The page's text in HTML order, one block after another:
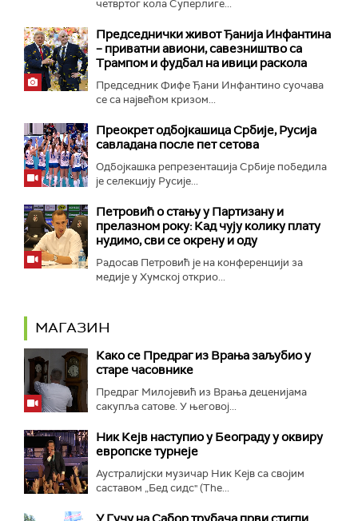
четвртог кола Суперлиге...
Председнички живот Ђанија Инфантина
– приватни авиони, савезништво са
Трампом и фудбал на ивици раскола
Председник Фифе Ђани Инфантино суочава
се са највећом кризом...
Преокрет одбојкашица Србије, Русија
савладана после пет сетова
Одбојкашка репрезентација Србије победила
је селекцију Русије...
Петровић о стању у Партизану и
прелазном року: Кад чују колику плату
нудимо, сви се окрену и оду
Радосав Петровић је на конференцији за
медије у Хумској открио...
МАГАЗИН
Како се Предраг из Врања заљубио у
старе часовнике
Предраг Милојевић из Врања деценијама
сакупља сатове. У његовој...
Ник Кејв наступио у Београду у оквиру
европске турнеје
Аустралијски музичар Ник Кејв са својим
саставом „Бед сидс" (The...